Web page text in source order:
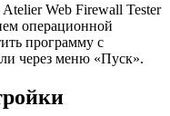
Web Firewall Tester
операционной
программу с
через меню «Пуск».